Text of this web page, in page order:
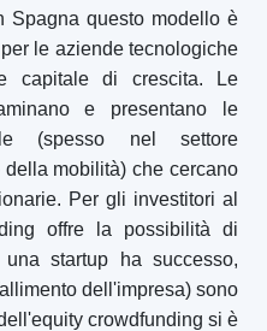
Spagna questo modello è
le aziende tecnologiche
capitale di crescita. Le
e presentano le
(spesso nel settore
mobilità) che cercano
Per gli investitori al
offre la possibilità di
startup ha successo,
dell'impresa) sono
crowdfunding si è